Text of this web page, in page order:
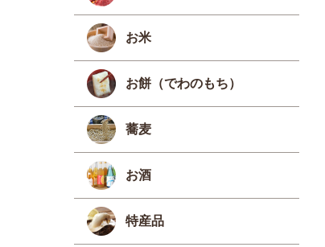
お米
お餅（でわのもち）
蕎麦
お酒
特産品